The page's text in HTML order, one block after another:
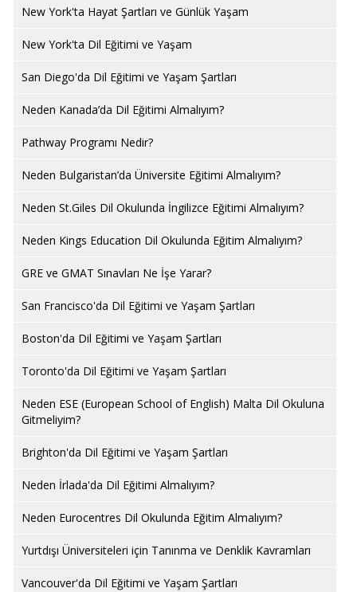
New York'ta Hayat Şartları ve Günlük Yaşam
New York'ta Dil Eğitimi ve Yaşam
San Diego'da Dil Eğitimi ve Yaşam Şartları
Neden Kanada’da Dil Eğitimi Almalıyım?
Pathway Programı Nedir?
Neden Bulgaristan’da Üniversite Eğitimi Almalıyım?
Neden St.Giles Dil Okulunda İngilizce Eğitimi Almalıyım?
Neden Kings Education Dil Okulunda Eğitim Almalıyım?
GRE ve GMAT Sınavları Ne İşe Yarar?
San Francisco'da Dil Eğitimi ve Yaşam Şartları
Boston'da Dil Eğitimi ve Yaşam Şartları
Toronto'da Dil Eğitimi ve Yaşam Şartları
Neden ESE (European School of English) Malta Dil Okuluna
Gitmeliyim?
Brighton'da Dil Eğitimi ve Yaşam Şartları
Neden İrlada'da Dil Eğitimi Almalıyım?
Neden Eurocentres Dil Okulunda Eğitim Almalıyım?
Yurtdışı Üniversiteleri için Tanınma ve Denklik Kavramları
Vancouver'da Dil Eğitimi ve Yaşam Şartları